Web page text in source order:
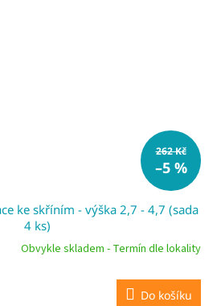
262 Kč
–5 %
ke skříním - výška 2,7 - 4,7 (sada
4 ks)
Obvykle skladem - Termín dle lokality
Do košíku